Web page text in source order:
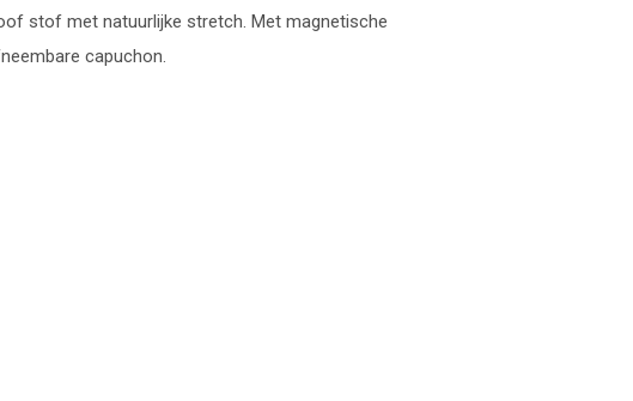
stof met natuurlijke stretch. Met magnetische
capuchon.